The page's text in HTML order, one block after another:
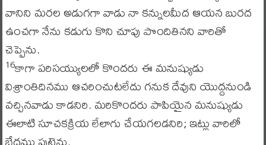
వానిని మరల అడుగగా వాడు నా కన్నులమీద ఆయన బురద
ఉంచగా నేను కడుగు కొని చూపు పొందితినని వారితో
చెప్పెను.
16కాగా పరిసయ్యులలో కొందరు ఈ మనుష్యుడు
విశ్రాంతిదినము ఆచరించుటలేదు గనుక దేవుని యొద్దనుండి
వచ్చినవాడు కాడనిరి. మరికొందరు పాపియైన మనుష్యుడు
ఈలాటి సూచకక్రియ లేలాగు చేయగలడనిరి; ఇట్లు వారిలో